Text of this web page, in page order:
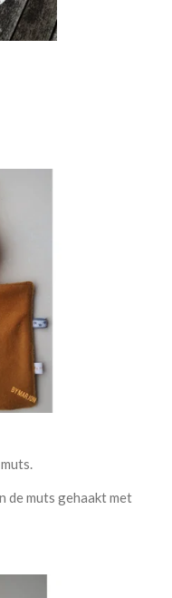
de muts gehaakt met